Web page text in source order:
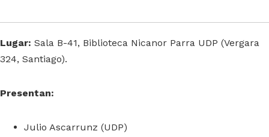
Lugar: Sala B-41, Biblioteca Nicanor Parra UDP (Vergara
324, Santiago).
Presentan:
Julio Ascarrunz (UDP)